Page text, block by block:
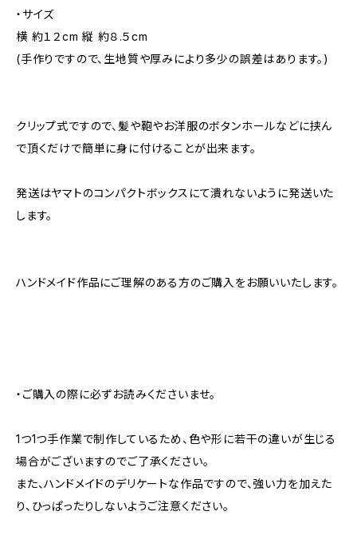
・サイズ
横 約１２cm 縦 約８.５cm
(手作りですので、生地質や厚みにより多少の誤差はあります。)
クリップ式ですので、髪や鞄やお洋服のボタンホールなどに挟ん
で頂くだけで簡単に身に付けることが出来ます。
発送はヤマトのコンパクトボックスにて潰れないように発送いた
します。
ハンドメイド作品にご理解のある方のご購入をお願いいたします。
・ご購入の際に必ずお読みくださいませ。
1つ1つ手作業で制作しているため、色や形に若干の違いが生じる
場合がございますのでご了承ください。
また、ハンドメイドのデリケートな作品ですので、強い力を加えた
り、ひっぱったりしないようご注意ください。